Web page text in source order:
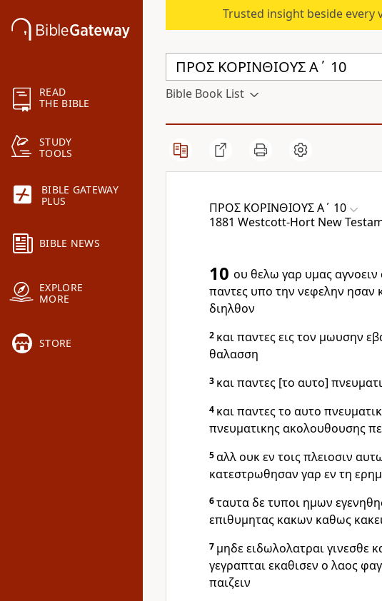
READ
THE BIBLE
STUDY
TOOLS
BIBLE GATEWAY
PLUS
BIBLE NEWS
EXPLORE
MORE
STORE
Trusted insight beside every
Bible Book List
ΠΡΟΣ ΚΟΡΙΝΘΙΟΥΣ Α΄ 10
1881 Westcott-Hort New
10 ου θελω γαρ υμας
παντες υπο την νεφελην ησαν
διηλθον
2 και παντες εις τον μωυσην
θαλασση
3 και παντες [το αυτο]
4 και παντες το αυτο
πνευματικης ακολουθουσης
5αλλ ουκ εν τοις πλειοσιν
κατεστρωθησαν γαρ εν τη
6ταυτα δε τυποι ημων
επιθυμητας κακων καθως
7 μηδε ειδωλολατραι γινεσθε
γεγραπται εκαθισεν ο λαος
παιζειν